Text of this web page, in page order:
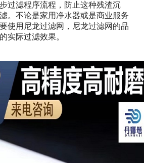
过滤程序流程，防止这种残渣沉
。不论是家用净水器或是商业服务
使用尼龙过滤网，尼龙过滤网的品
实际过滤效果。